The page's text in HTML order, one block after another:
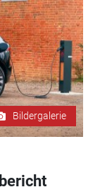
Bildergalerie